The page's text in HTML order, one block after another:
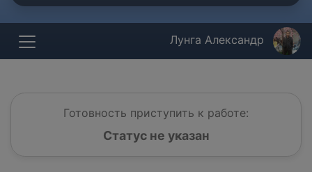
Лунга Александр
Готовность приступить к работе:
Статус не указан